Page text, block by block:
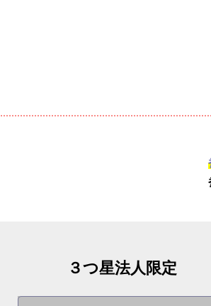
３つ星法人限定